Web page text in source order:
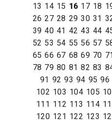
13 14 15 16 17 18
26 27 28 29 30 31
39 40 41 42 43 44
52 53 54 55 56 57
65 66 67 68 69 70
78 79 80 81 82 83
91 92 93 94 95 96
102 103 104 105
111 112 113 114
120 121 122 123